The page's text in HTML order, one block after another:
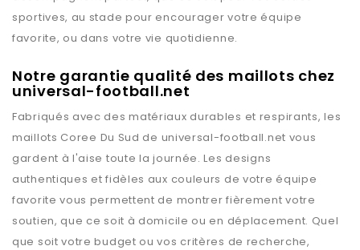
sportives, au stade pour encourager votre équipe
favorite, ou dans votre vie quotidienne.
Notre garantie qualité des maillots chez
universal-football.net
Fabriqués avec des matériaux durables et respirants, les
maillots Coree Du Sud de universal-football.net vous
gardent à l'aise toute la journée. Les designs
authentiques et fidèles aux couleurs de votre équipe
favorite vous permettent de montrer fièrement votre
soutien, que ce soit à domicile ou en déplacement. Quel
que soit votre budget ou vos critères de recherche,